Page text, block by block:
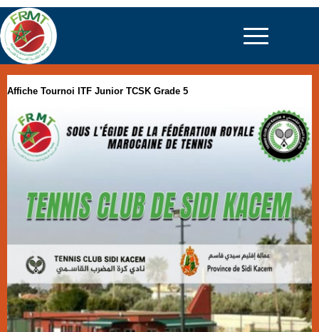
Affiche Tournoi ITF Junior TCSK Grade 5